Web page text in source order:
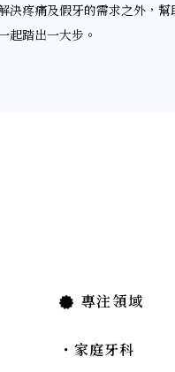
疼痛及假牙的需求之外，幫
起踏出一大步。
專注領域
・家庭牙科